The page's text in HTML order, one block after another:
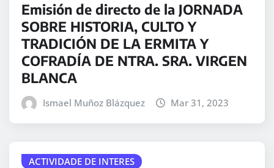
Emisión de directo de la JORNADA
SOBRE HISTORIA, CULTO Y
TRADICIÓN DE LA ERMITA Y
COFRADÍA DE NTRA. SRA. VIRGEN
BLANCA
Ismael Muñoz Blázquez Mar 31, 2023
ACTIVIDADE DE INTERES